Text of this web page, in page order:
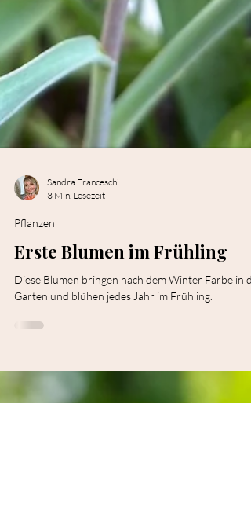
Sandra Franceschi
3 Min. Lesezeit
Pflanzen
Erste Blumen im Frühling
Garten und blühen jedes Jahr im Frühling.